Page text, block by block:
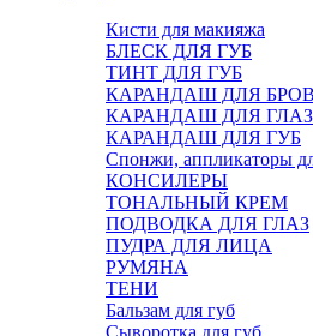
Кисти для макияжа
БЛЕСК ДЛЯ ГУБ
ТИНТ ДЛЯ ГУБ
КАРАНДАШ ДЛЯ
КАРАНДАШ ДЛЯ ГЛАЗ
КАРАНДАШ ДЛЯ ГУБ
Спонжи, аппликаторы
КОНСИЛЕРЫ
ТОНАЛЬНЫЙ КРЕМ
ПОДВОДКА ДЛЯ ГЛАЗ
ПУДРА ДЛЯ ЛИЦА
РУМЯНА
ТЕНИ
Бальзам для губ
Сыворотка для губ